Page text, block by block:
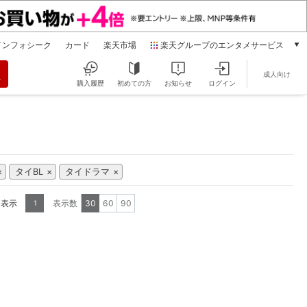
ンフォシーク カード 楽天市場 楽天グループのエンタメサービス
本/ゲーム/CD/DVD
動画配信
購入履歴 初めての方 お知らせ ログイン
成人向け
タイBL タイドラマ
示 1 表示数 30 60 90